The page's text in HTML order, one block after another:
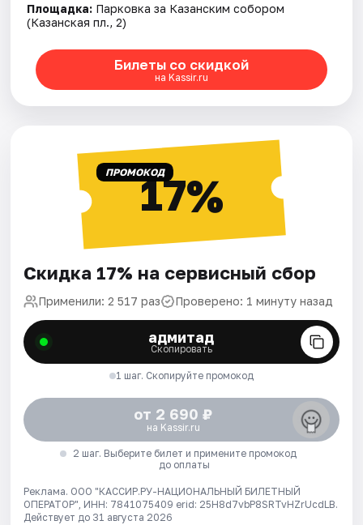
Площадка: Парковка за Казанским собором
(Казанская пл., 2)
Билеты со скидкой
на Kassir.ru
ПРОМОКОД17%
Скидка 17% на сервисный сбор
Применили: 2 517 раз Проверено: 1 минуту назад
адмитад
Скопировать
1 шаг. Скопируйте промокод
от 2 690 ₽
на Kassir.ru
2 шаг. Выберите билет и примените промокод
до оплаты
Реклама. ООО "КАССИР.РУ-НАЦИОНАЛЬНЫЙ БИЛЕТНЫЙ
ОПЕРАТОР", ИНН: 7841075409 erid: 25H8d7vbP8SRTvHZrUcdLB.
Действует до 31 августа 2026